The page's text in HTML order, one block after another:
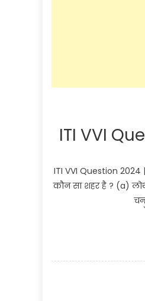
ITI VVI
ITI VVI Question 2024
कौन सा शहर है ? (a)